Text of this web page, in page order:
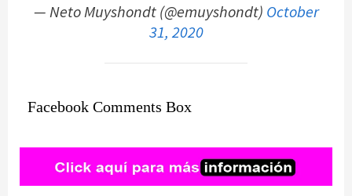
— Neto Muyshondt (@emuyshondt) October
31, 2020
Facebook Comments Box